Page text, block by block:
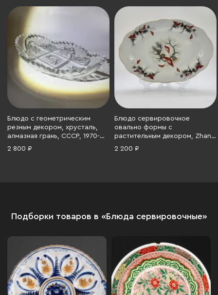
Блюдо с геометрическим
резным декором, хрусталь,
алмазная грань, СССР, 1970-
1990 гг.
2 800 ₽
Блюдо сервировочное
овально формы с
растительным декором, Zhang
de Xing, фарфор, деколь,
2 200 ₽
Подборки товаров в «Блюда сервировочные»